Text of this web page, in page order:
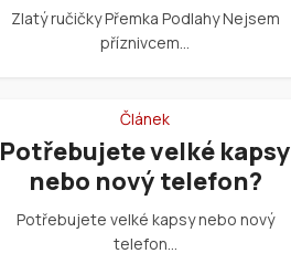
Zlatý ručičky Přemka Podlahy Nejsem
příznivcem…
Článek
Potřebujete velké kapsy
nebo nový telefon?
Potřebujete velké kapsy nebo nový
telefon…